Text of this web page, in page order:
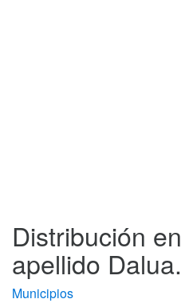
Distribución
apellido Dalua.
Municipios